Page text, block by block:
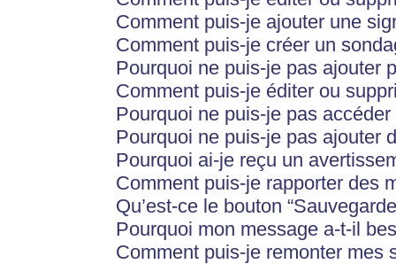
Comment puis-je ajouter une
Comment puis-je créer un
Pourquoi ne puis-je pas ajouter
Comment puis-je éditer ou
Pourquoi ne puis-je pas
Pourquoi ne puis-je pas ajouter
Pourquoi ai-je reçu un
Comment puis-je rapporter des
Qu’est-ce le bouton
Pourquoi mon message a-t-il
Comment puis-je remonter mes